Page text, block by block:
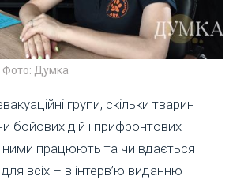
Фото: Думка
групи, скільки тварин
бойових дій і прифронтових
ними працюють та чи вдається
всіх – в інтерв’ю виданню